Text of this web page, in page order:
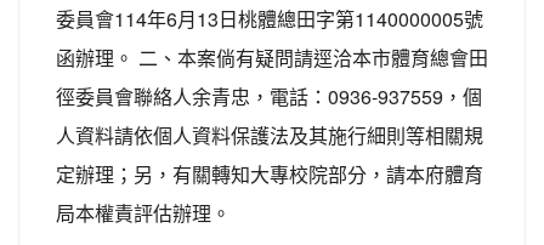
委員會114年6月13日桃體總田字第1140000005號
函辦理。 二、本案倘有疑問請逕洽本市體育總會田
徑委員會聯絡人余青忠，電話：0936-937559，個
人資料請依個人資料保護法及其施行細則等相關規
定辦理；另，有關轉知大專校院部分，請本府體育
局本權責評估辦理。